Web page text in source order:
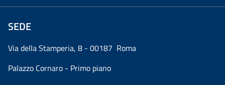
SEDE
Via della Stamperia, 8 - 00187 Roma
Palazzo Cornaro - Primo piano